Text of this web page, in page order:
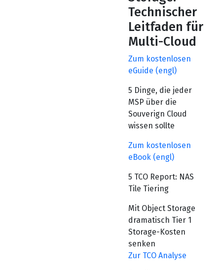
Technischer
Leitfaden für
Multi-Cloud
Zum kostenlosen
eGuide (engl)
5 Dinge, die jeder
MSP über die
Souverign Cloud
wissen sollte
Zum kostenlosen
eBook (engl)
5 TCO Report: NAS
Tile Tiering
Mit Object Storage
dramatisch Tier 1
Storage-Kosten
senken
Zur TCO Analyse